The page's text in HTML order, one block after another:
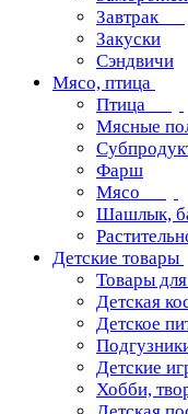
Завтрак
Закуски
Сэндвичи
Мясо, птица
Птица
Мясные
Фарш
Мясо
Шашлык,
Детские товары
Товары
Детская
Детское
Детские
Хобби,